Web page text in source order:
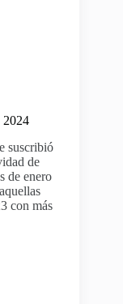
suscribió
de
de enero
con más